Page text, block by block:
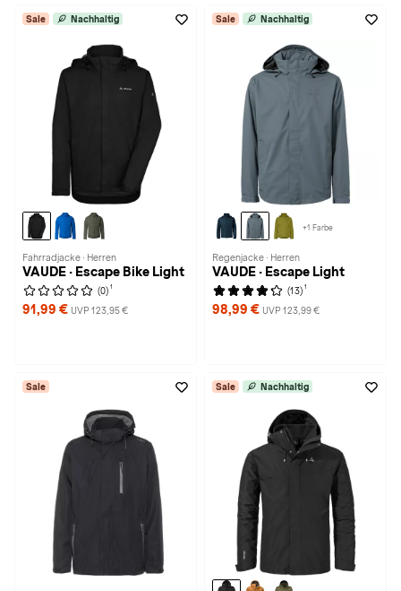
Sale Nachhaltig
Fahrradjacke · Herren
VAUDE · Escape Bike Light
(0) 1
91,99 € UVP 123,95 €
Sale Nachhaltig
+1 Farbe
Regenjacke · Herren
VAUDE · Escape Light
(13) 1
98,99 € UVP 123,99 €
Sale Sale Nachhaltig